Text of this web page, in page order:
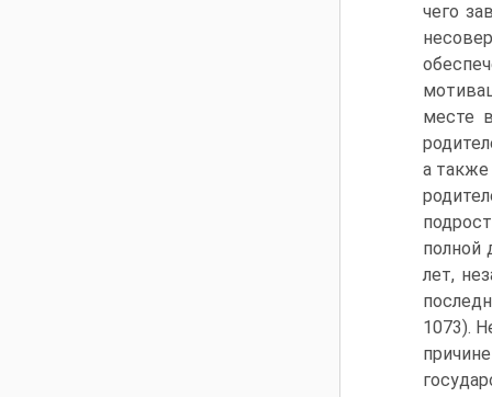
чего
месте
а
полной
лет,
1073).